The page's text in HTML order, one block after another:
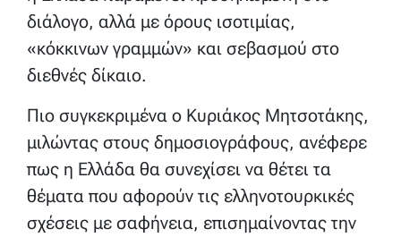
διάλογο, αλλά με όρους ισοτιμίας,
«κόκκινων γραμμών» και σεβασμού στο
διεθνές δίκαιο.
Πιο συγκεκριμένα ο Κυριάκος Μητσοτάκης,
μιλώντας στους δημοσιογράφους, ανέφερε
πως η Ελλάδα θα συνεχίσει να θέτει τα
θέματα που αφορούν τις ελληνοτουρκικές
σχέσεις με σαφήνεια, επισημαίνοντας την